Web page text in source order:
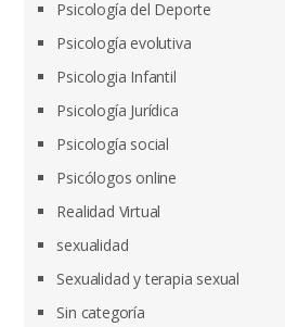
Psicología del Deporte
Psicología evolutiva
Psicologia Infantil
Psicología Jurídica
Psicología social
Psicólogos online
Realidad Virtual
sexualidad
Sexualidad y terapia sexual
Sin categoría